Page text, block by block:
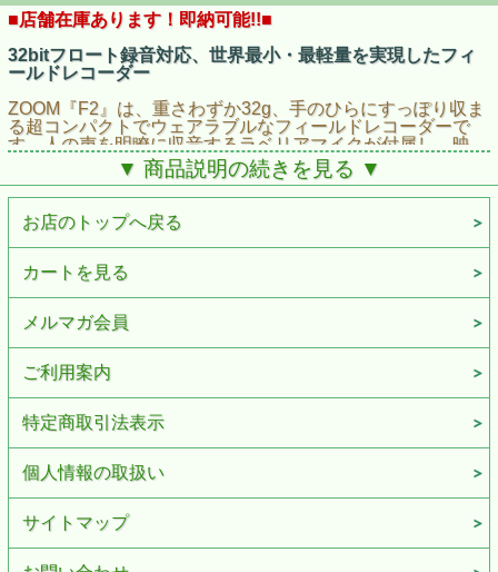
■店舗在庫あります！即納可能!!■
32bitフロート録音対応、世界最小・最軽量を実現したフィ
ールドレコーダー
ZOOM『F2』は、重さわずか32g、手のひらにすっぽり収ま
る超コンパクトでウェアラブルなフィールドレコーダーで
す。人の声を明瞭に収音するラベリアマイクが付属し、映
画・ドラマ・ニュース・Vlog・YouTube などのロケーショ
ン収録に適した高音質なモノラル形式のオーディオ録音が可
能です。
入力ゲインの異なる２つのADコンバータを使用したデュア
ルADコンバータ回路により、圧倒的なダイナミックレンジ
を提供します。さらに、録音時の解像度を保持できる32bit
フロート録音に対応し、録音後にノーマライズ処理を行って
も、元の解像度を保った劣化のない音を再現。デュアルAD
コンバータ回路と32bitフロート録音の組み合わせにより、
なオーディオ録音を実現します。
Bluetooth®機能内蔵モデルの『F2-BT』では、iOS／Android
用アプリ「F2 Control」から、RECスタート／ストップ、バ
ッテリー残量のチェック、出力ボリューム調整などの各種操
作がリモートで行えます。
•32bitフロート録音対応、モノラル仕様の超小型・軽量フィ
ールドレコーダー
•衣服の胸元などに装着できる、スクリューロック付きラベ
リアマイク（LMF-2）付属
▼ 商品説明の続きを見る ▼
お店のトップへ戻る
カートを見る
メルマガ会員
ご利用案内
特定商取引法表示
個人情報の取扱い
サイトマップ